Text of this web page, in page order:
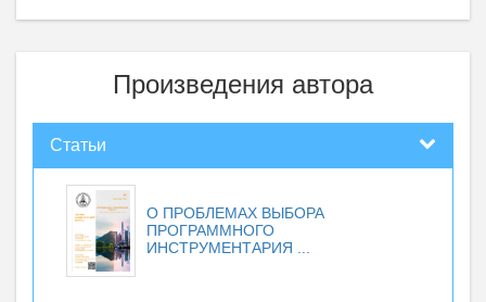
Произведения автора
Статьи
О ПРОБЛЕМАХ ВЫБОРА
ПРОГРАММНОГО
ИНСТРУМЕНТАРИЯ ...